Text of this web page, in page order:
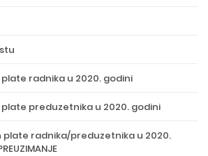
radnika u 2020. godini
preduzetnika u 2020. godini
radnika/preduzetnika u 2020.